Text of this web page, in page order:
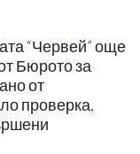
“Червей” още
Бюрото за
от
проверка,